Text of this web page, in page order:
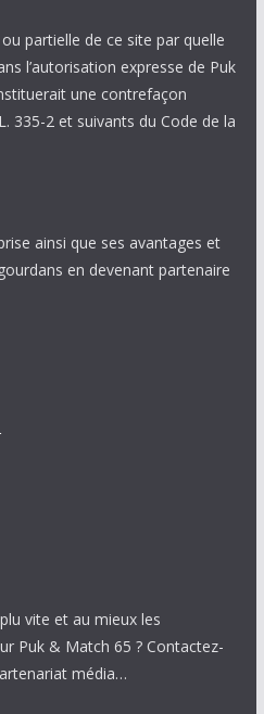
partielle de ce site par quelle
l’autorisation expresse de Puk
une contrefaçon
335-2 et suivants du Code de la
ainsi que ses avantages et
en devenant partenaire
vite et au mieux les
Puk & Match 65 ? Contactez-
média…